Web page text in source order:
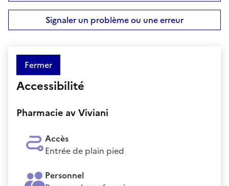
Signaler un problème ou une erreur
Fermer
Accessibilité
Pharmacie av Viviani
Accès
Entrée de plain pied
Personnel